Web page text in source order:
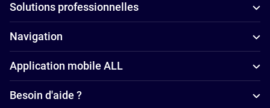
Solutions professionnelles
Navigation
Application mobile ALL
Besoin d'aide ?